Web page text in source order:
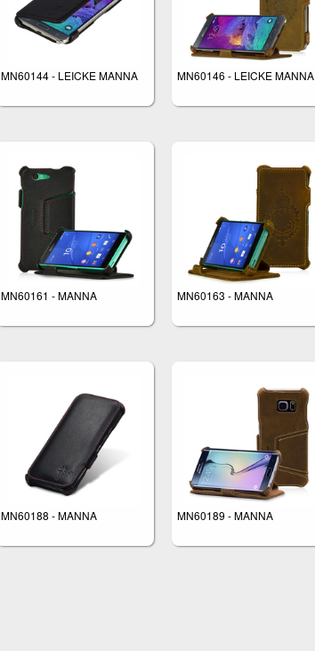
MN60144 - LEICKE MANNA MN60146 - LEICKE MANNA
MN60161 - MANNA MN60163 - MANNA
MN60188 - MANNA MN60189 - MANNA